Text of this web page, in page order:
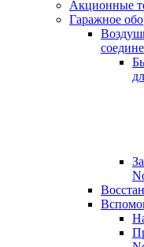
Акционные
Гаражное